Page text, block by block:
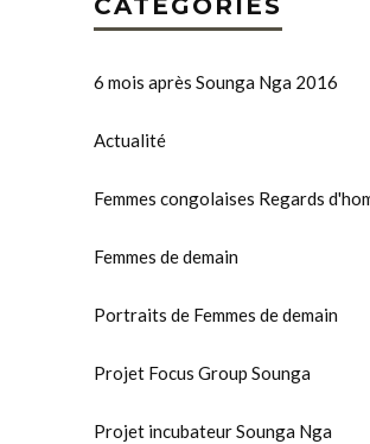
CATÉGORIES
6 mois après Sounga Nga 2016
Actualité
Femmes congolaises Regards
Femmes de demain
Portraits de Femmes de demain
Projet Focus Group Sounga
Projet incubateur Sounga Nga